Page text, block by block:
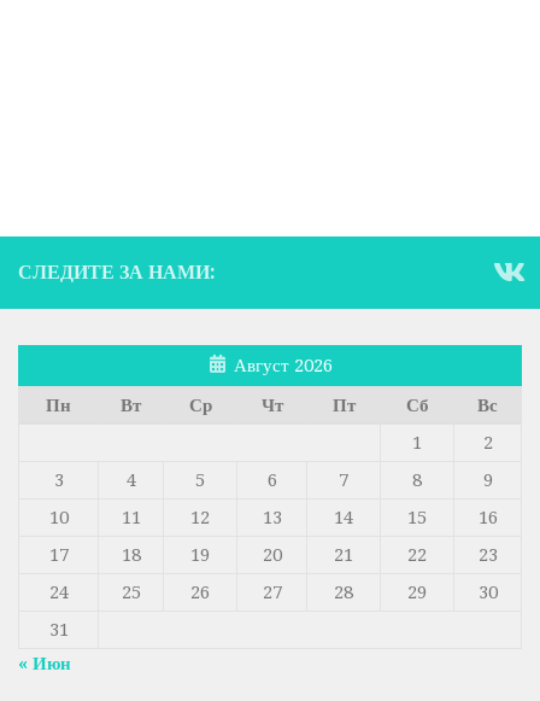
СЛЕДИТЕ ЗА НАМИ:
Август 2026
Пн
Вт Ср Чт Пт Сб
Вс
1
2
3
4 5 6 7 8
9
10
11 12 13 14 15
16
17
18 19 20 21 22
23
24
25 26 27 28 29
30
31
« Июн